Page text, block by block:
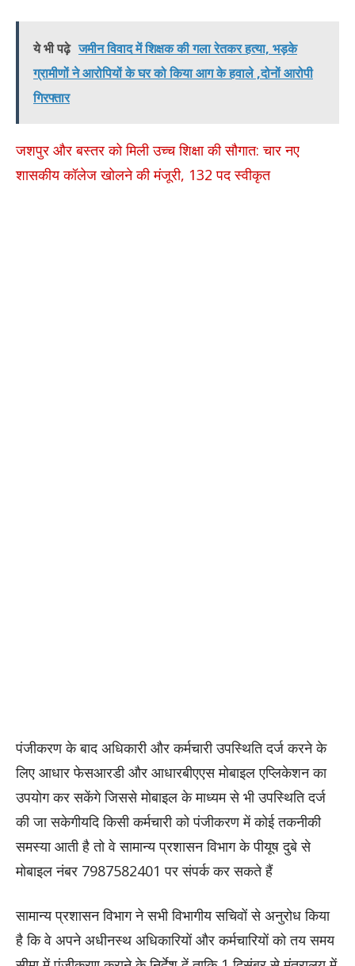
ये भी पढ़े जमीन विवाद में शिक्षक की गला रेतकर हत्या, भड़के
ग्रामीणों ने आरोपियों के घर को किया आग के हवाले ,दोनों आरोपी
गिरफ्तार
जशपुर और बस्तर को मिली उच्च शिक्षा की सौगात: चार नए
शासकीय कॉलेज खोलने की मंजूरी, 132 पद स्वीकृत
पंजीकरण के बाद अधिकारी और कर्मचारी उपस्थिति दर्ज करने के
लिए आधार फेसआरडी और आधारबीएएस मोबाइल एप्लिकेशन का
उपयोग कर सकेंगे जिससे मोबाइल के माध्यम से भी उपस्थिति दर्ज
की जा सकेगीयदि किसी कर्मचारी को पंजीकरण में कोई तकनीकी
समस्या आती है तो वे सामान्य प्रशासन विभाग के पीयूष दुबे से
मोबाइल नंबर 7987582401 पर संपर्क कर सकते हैं
सामान्य प्रशासन विभाग ने सभी विभागीय सचिवों से अनुरोध किया
है कि वे अपने अधीनस्थ अधिकारियों और कर्मचारियों को तय समय